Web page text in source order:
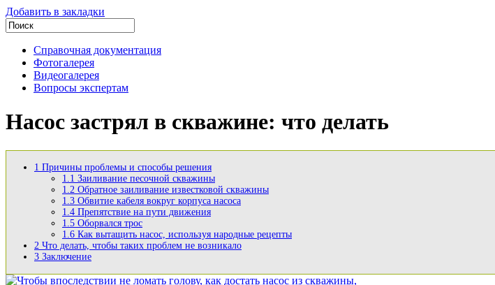
Добавить в закладки
Справочная документация
Фотогалерея
Видеогалерея
Вопросы экспертам
Насос застрял в скважине: что делать
1 Причины проблемы и способы решения
1.1 Заиливание песочной скважины
1.2 Обратное заиливание известковой скважины
1.3 Обвитие кабеля вокруг корпуса насоса
1.4 Препятствие на пути движения
1.5 Оборвался трос
1.6 Как вытащить насос, используя народные рецепты
2 Что делать, чтобы таких проблем не возникало
3 Заключение